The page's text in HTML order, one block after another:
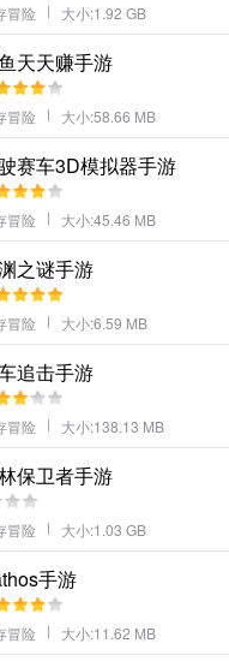
冒险 大小:1.92 GB
天天赚手游
冒险 大小:58.66 MB
赛车3D模拟器手游
冒险 大小:45.46 MB
之谜手游
冒险 大小:6.59 MB
追击手游
冒险 大小:138.13 MB
保卫者手游
冒险 大小:1.03 GB
手游
冒险 大小:11.62 MB